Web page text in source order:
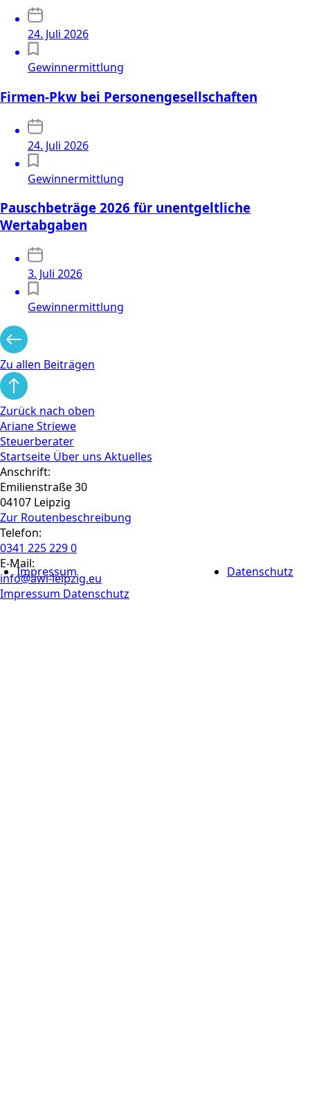
Impressum Datenschutz
24. Juli 2026
Gewinnermittlung
Firmen-Pkw bei Personengesellschaften
24. Juli 2026
Gewinnermittlung
Pauschbeträge 2026 für unentgeltliche
Wertabgaben
3. Juli 2026
Gewinnermittlung
Zu allen Beiträgen
Zurück nach oben
Ariane Striewe
Steuerberater
Startseite Über uns Aktuelles
Anschrift:
Emilienstraße 30
04107 Leipzig
Zur Routen­beschreibung
Telefon:
0341 225 229 0
E-Mail:
info@awi-leipzig.eu
Impressum Datenschutz